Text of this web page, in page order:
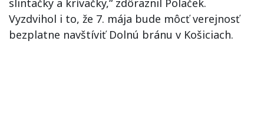
Vyzdvihol i to, že 7. mája bude môcť verejnosť
bezplatne navštíviť Dolnú bránu v Košiciach.